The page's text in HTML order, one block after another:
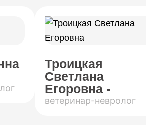
Троицкая
Светлана
Егоровна -
ветеринар-невролог